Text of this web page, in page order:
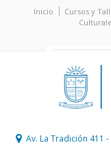
Inicio Cursos y
Av. La Tradición 411